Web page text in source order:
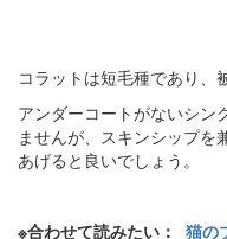
コラットは短毛種であり、
アンダーコートがないシン
ませんが、スキンシップを
あげると良いでしょう。
※合わせて読みたい： 猫の